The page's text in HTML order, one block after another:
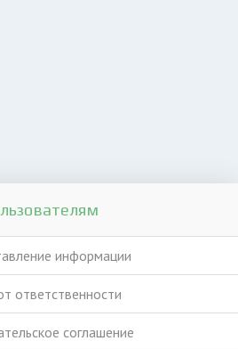
информации
ответственности
соглашение